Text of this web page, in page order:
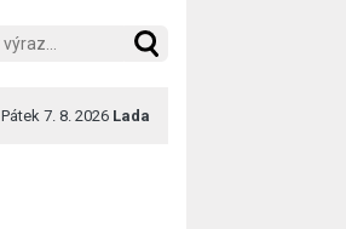
Pátek 7. 8. 2026 Lada